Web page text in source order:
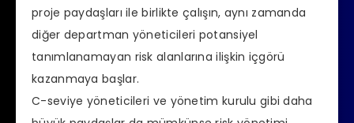
proje paydaşları ile birlikte çalışın, aynı zamanda
diğer departman yöneticileri potansiyel
tanımlanamayan risk alanlarına ilişkin içgörü
kazanmaya başlar.
C-seviye yöneticileri ve yönetim kurulu gibi daha